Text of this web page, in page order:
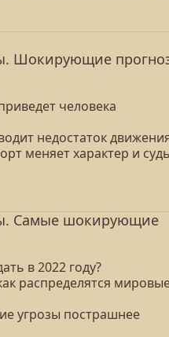
Шокирующие
человека
недостаток
меняет характер и
Самые шокирующие
в 2022 году?
распределятся
угрозы пострашнее